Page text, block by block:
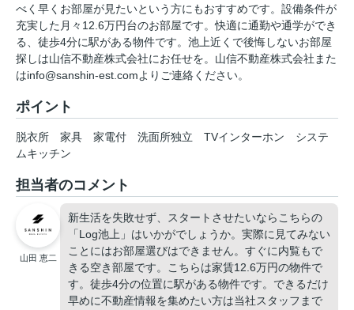
べく早くお部屋が見たいという方にもおすすめです。設備条件が
充実した月々12.6万円台のお部屋です。快適に通勤や通学ができ
る、徒歩4分に駅がある物件です。池上近くで後悔しないお部屋
探しは山信不動産株式会社にお任せを。山信不動産株式会社また
はinfo@sanshin-est.comよりご連絡ください。
ポイント
脱衣所 家具 家電付 洗面所独立 TVインターホン
システ
ムキッチン
担当者のコメント
山田 恵二
新生活を失敗せず、スタートさせたいならこちらの
「Log池上」はいかがでしょうか。実際に見てみない
ことにはお部屋選びはできません。すぐに内覧もで
きる空き部屋です。こちらは家賃12.6万円の物件で
す。徒歩4分の位置に駅がある物件です。できるだけ
早めに不動産情報を集めたい方は当社スタッフまで